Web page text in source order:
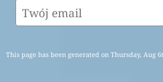
This page has been generated on Thursday, Aug